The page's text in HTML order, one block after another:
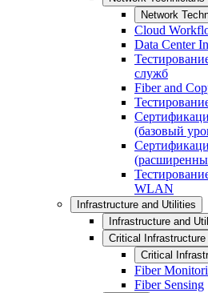
Network
Cloud
Data Center
служб
Fiber and
(базовый
WLAN
Infrastructure and Utilities
Infrastructure and
Critical Infrastructure
Critical
Fiber
Fiber Sensing